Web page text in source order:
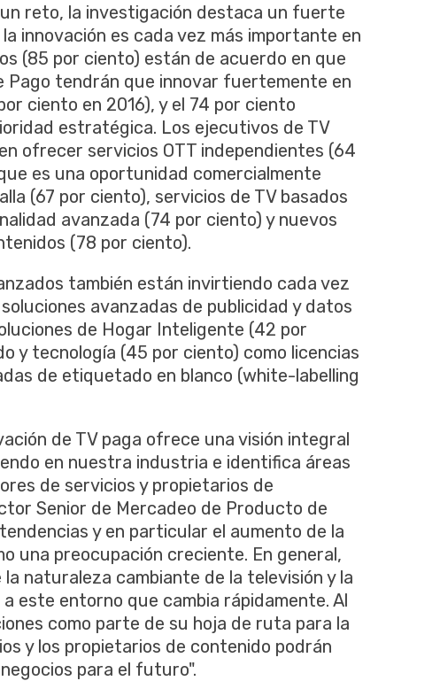
reto, la investigación destaca un fuerte
innovación es cada vez más importante en
(85 por ciento) están de acuerdo en que
Pago tendrán que innovar fuertemente en
ciento en 2016), y el 74 por ciento
estratégica. Los ejecutivos de TV
ofrecer servicios OTT independientes (64
es una oportunidad comercialmente
(67 por ciento), servicios de TV basados
avanzada (74 por ciento) y nuevos
(78 por ciento).
también están invirtiendo cada vez
avanzadas de publicidad y datos
de Hogar Inteligente (42 por
y tecnología (45 por ciento) como licencias
de etiquetado en blanco (white-labelling
de TV paga ofrece una visión integral
en nuestra industria e identifica áreas
de servicios y propietarios de
Senior de Mercadeo de Producto de
y en particular el aumento de la
una preocupación creciente. En general,
naturaleza cambiante de la televisión y la
este entorno que cambia rápidamente. Al
como parte de su hoja de ruta para la
y los propietarios de contenido podrán
para el futuro".